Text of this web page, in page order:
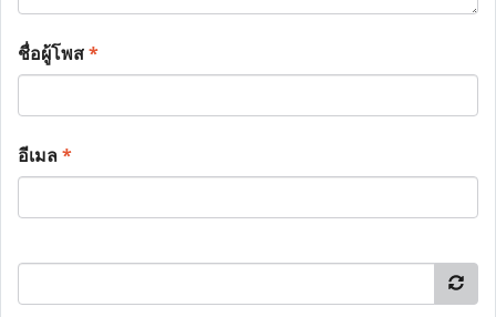
ชื่อผู้โพส*
อีเมล*